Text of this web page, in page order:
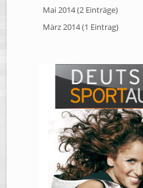
Mai 2014 (2 Einträge)
März 2014 (1 Eintrag)